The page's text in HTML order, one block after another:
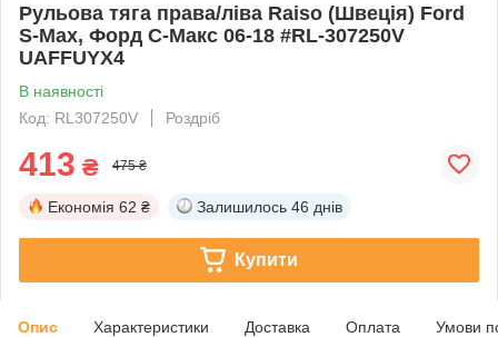
Рульова тяга права/ліва Raiso (Швеція) Ford
S-Max, Форд С-Макс 06-18 #RL-307250V
UAFFUYX4
В наявності
Код: RL307250V
Роздріб
413 ₴ 475 ₴
Економія 62 ₴ Залишилось 46 днів
Купити
Опис Характеристики Доставка Оплата Умови